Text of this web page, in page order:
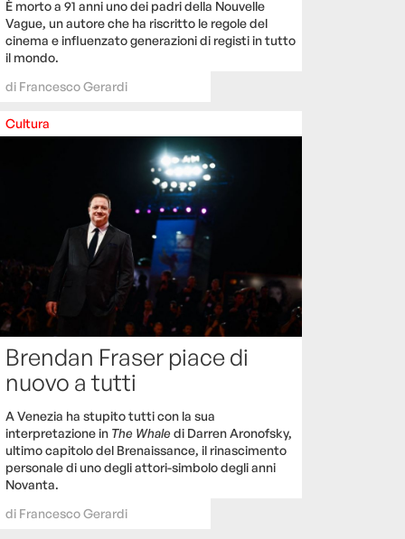
È morto a 91 anni uno dei padri della Nouvelle
Vague, un autore che ha riscritto le regole del
cinema e influenzato generazioni di registi in tutto
il mondo.
di Francesco Gerardi
Cultura
Brendan Fraser piace di
nuovo a tutti
A Venezia ha stupito tutti con la sua
interpretazione in The Whale di Darren Aronofsky,
ultimo capitolo del Brenaissance, il rinascimento
personale di uno degli attori-simbolo degli anni
Novanta.
di Francesco Gerardi